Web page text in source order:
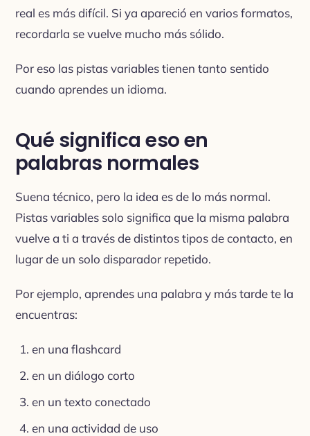
real es más difícil. Si ya apareció en varios formatos,
recordarla se vuelve mucho más sólido.
Por eso las pistas variables tienen tanto sentido
cuando aprendes un idioma.
Qué significa eso en
palabras normales
Suena técnico, pero la idea es de lo más normal.
Pistas variables solo significa que la misma palabra
vuelve a ti a través de distintos tipos de contacto, en
lugar de un solo disparador repetido.
Por ejemplo, aprendes una palabra y más tarde te la
encuentras:
en una flashcard
en un diálogo corto
en un texto conectado
en una actividad de uso